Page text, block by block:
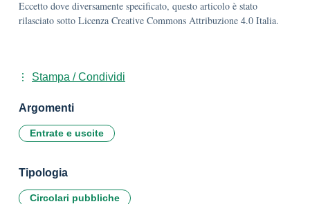
Eccetto dove diversamente specificato, questo articolo è stato
rilasciato sotto Licenza Creative Commons Attribuzione 4.0 Italia.
Stampa / Condividi
Argomenti
Entrate e uscite
Tipologia
Circolari pubbliche